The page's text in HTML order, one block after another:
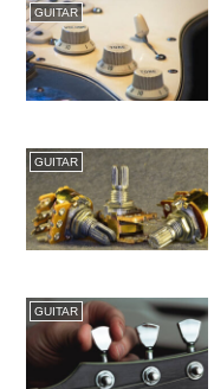
GUITAR
GUITAR
GUITAR